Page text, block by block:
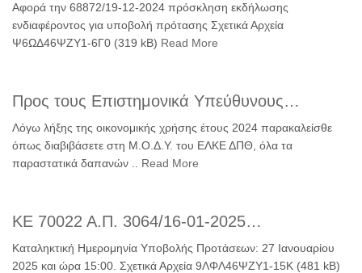
Αφορά την 68872/19-12-2024 πρόσκληση εκδήλωσης
ενδιαφέροντος για υποβολή πρότασης Σχετικά Αρχεία
Ψ6ΩΔ46ΨΖΥ1-6Γ0 (319 kB) Read More
Προς τους Επιστημονικά Υπεύθυνους…
Λόγω λήξης της οικονομικής χρήσης έτους 2024 παρακαλείσθε
όπως διαβιβάσετε στη Μ.Ο.Δ.Υ. του ΕΛΚΕ ΔΠΘ, όλα τα
παραστατικά δαπανών ..
Read More
ΚΕ 70022 Α.Π. 3064/16-01-2025…
Καταληκτική Ημερομηνία Υποβολής Προτάσεων: 27 Ιανουαρίου
2025 και ώρα 15:00. Σχετικά Αρχεία 9ΛΦΛ46ΨΖΥ1-15Κ (481 kB)